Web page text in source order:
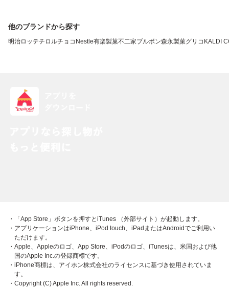
他のブランドから探す
明治ロッテチロルチョコ Nestle有楽製菓不二家ブルボン森永製菓グリコ KALDI
・「App Store」ボタンを押すとiTunes （外部サイト）が起動します。
・アプリケーションはiPhone、iPod touch、iPadまたはAndroidでご利用い
ただけます。
・Apple、Appleのロゴ、App Store、iPodのロゴ、iTunesは、米国および他
国のApple Inc.の登録商標です。
・iPhone商標は、アイホン株式会社のライセンスに基づき使用されていま
す。
・Copyright (C) Apple Inc. All rights reserved.